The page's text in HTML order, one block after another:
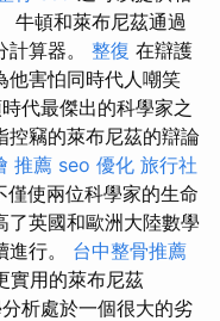
牛頓和萊布尼茲通過
算器。 整復 在辯護
他害怕同時代人嘲笑
代最傑出的科學家之
控竊的萊布尼茲的辯論
推薦 seo 優化 旅行社
僅使兩位科學家的生命
了英國和歐洲大陸數學
行。 台中整骨推薦
實用的萊布尼茲
析處於一個很大的劣